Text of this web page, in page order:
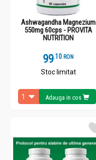
Ashwagandha Magnezium
550mg 60cps - PROVITA
NUTRITION
99.1 RON
Stoc limitat
Adauga in cos